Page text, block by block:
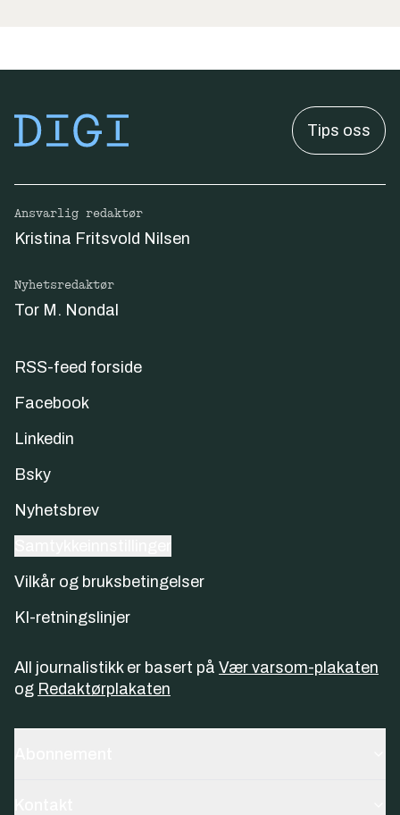
Tips oss
Ansvarlig redaktør
Kristina Fritsvold Nilsen
Nyhetsredaktør
Tor M. Nondal
RSS-feed forside
Facebook
Linkedin
Bsky
Nyhetsbrev
Vilkår og bruksbetingelser
KI-retningslinjer
All journalistikk er basert på Vær varsom-plakaten
og Redaktørplakaten